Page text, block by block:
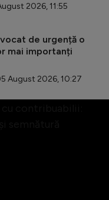
2026, 11:55
de urgență o
mai importanți
August 2026, 10:27